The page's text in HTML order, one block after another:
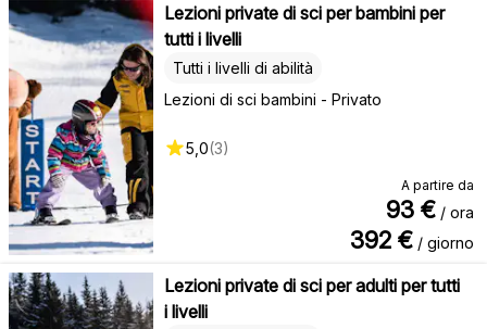
Lezioni private di sci per bambini per
tutti i livelli
Lezioni di sci bambini - Privato
Tutti i livelli di abilità
5,0(3)
A partire da
93 € / ora
392 € / giorno
Lezioni private di sci per adulti per tutti
i livelli